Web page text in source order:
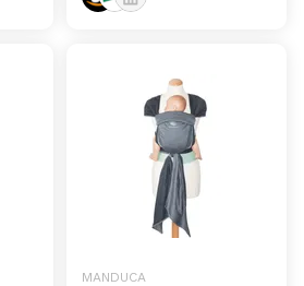
MANDUCA